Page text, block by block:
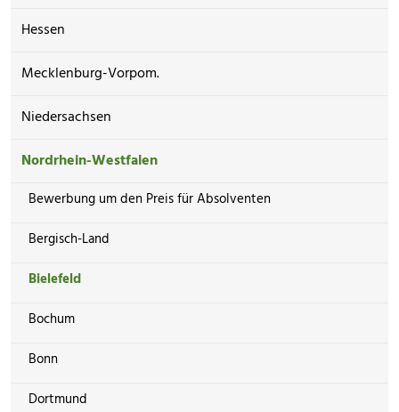
Hessen
Mecklenburg-Vorpom.
Niedersachsen
Nordrhein-Westfalen
Bewerbung um den Preis für Absolventen
Bergisch-Land
Bielefeld
Bochum
Bonn
Dortmund